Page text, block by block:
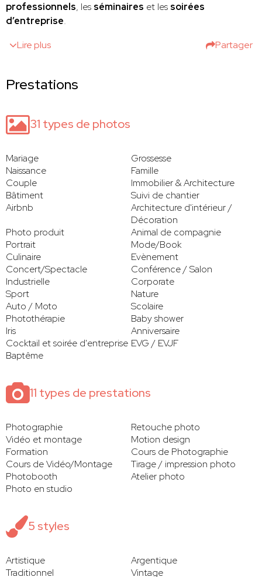
professionnels, les séminaires et les soirées
d’entreprise.
Lire plus
Partager
Prestations
31 types de photos
Mariage
Grossesse
Naissance
Famille
Couple
Immobilier & Architecture
Bâtiment
Suivi de chantier
Airbnb
Architecture d'intérieur /
Décoration
Photo produit
Animal de compagnie
Portrait
Mode/Book
Culinaire
Evènement
Concert/Spectacle
Conférence / Salon
Industrielle
Corporate
Sport
Nature
Auto / Moto
Scolaire
Photothérapie
Baby shower
Iris
Anniversaire
Cocktail et soirée d'entreprise EVG / EVJF
Baptême
11 types de prestations
Photographie
Retouche photo
Vidéo et montage
Motion design
Formation
Cours de Photographie
Cours de Vidéo/Montage
Tirage / impression photo
Photobooth
Atelier photo
Photo en studio
5 styles
Artistique
Argentique
Traditionnel
Vintage